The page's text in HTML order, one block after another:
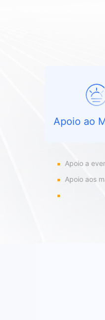
Apoio ao
Apoio a eventos
Apoio aos materiais